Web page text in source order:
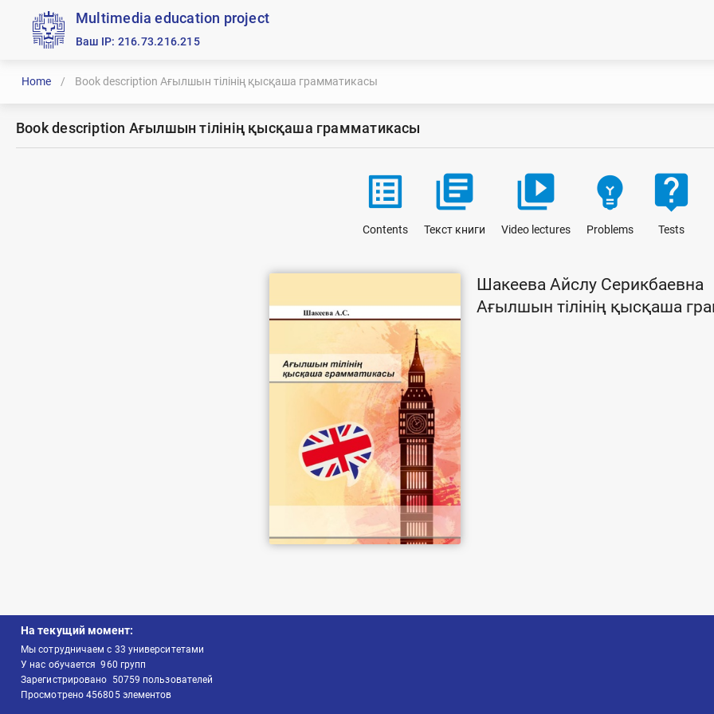
Multimedia education project
Ваш IP: 216.73.216.215
Home / Book description Ағылшын тілінің қысқаша грамматикасы
Book description Ағылшын тілінің қысқаша грамматикасы
list_alt
Contents
library_books
Текст книги
video_library
Video lectures
emoji_objects
Problems
live_help
Tests
Шакеева Айслу Серикбаевна
Ағылшын тілінің қысқаша
На текущий момент:
Мы сотрудничаем с 33 университетами
У нас обучается 960 групп
Зарегистрировано 50759 пользователей
Просмотрено456805элементов